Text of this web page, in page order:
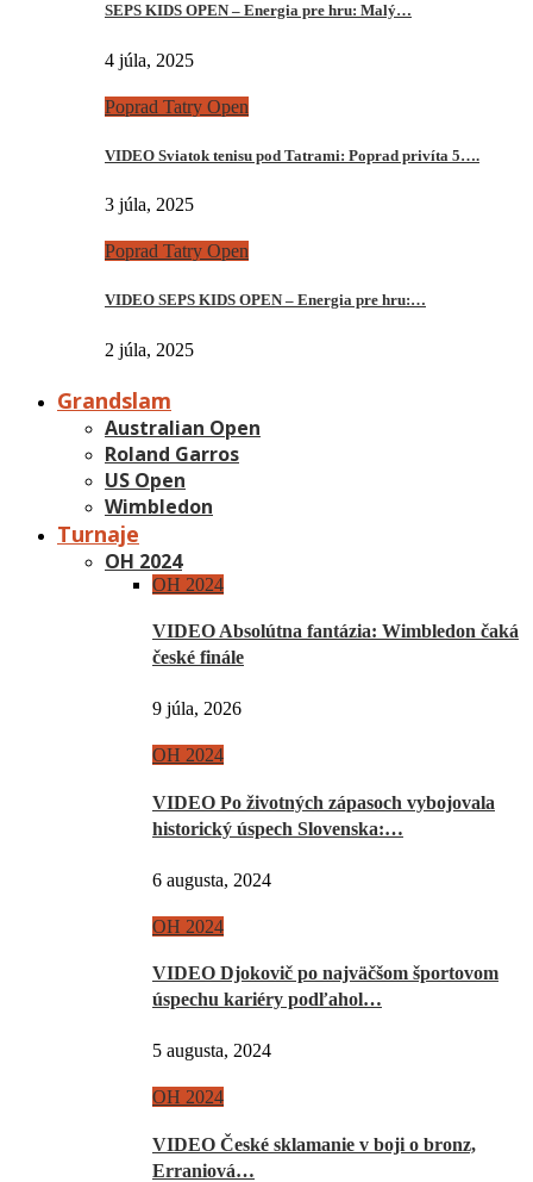
SEPS KIDS OPEN – Energia pre hru: Malý…
4 júla, 2025
Poprad Tatry Open
VIDEO Sviatok tenisu pod Tatrami: Poprad privíta 5….
3 júla, 2025
Poprad Tatry Open
VIDEO SEPS KIDS OPEN – Energia pre hru:…
2 júla, 2025
Grandslam
Australian Open
Roland Garros
US Open
Wimbledon
Turnaje
OH 2024
OH 2024
VIDEO Absolútna fantázia: Wimbledon čaká
české finále
9 júla, 2026
OH 2024
VIDEO Po životných zápasoch vybojovala
historický úspech Slovenska:…
6 augusta, 2024
OH 2024
VIDEO Djokovič po najväčšom športovom
úspechu kariéry podľahol…
5 augusta, 2024
OH 2024
VIDEO České sklamanie v boji o bronz,
Erraniová…